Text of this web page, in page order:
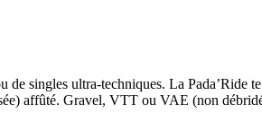
de singles ultra-techniques. La Pada’Ride
affûté. Gravel, VTT ou VAE (non débridé